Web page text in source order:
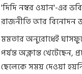
'দিদি নম্বর ওয়ান'-এর
রাজনীতি আর বিনোদন
মমতার অনুরোধেই
পর্যন্ত অক্লান্ত
ছেলেকে সময় দেওয়া